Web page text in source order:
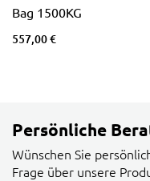
Bag 1500KG
557,00 €
Persönliche
Wünschen Sie
Frage über unsere